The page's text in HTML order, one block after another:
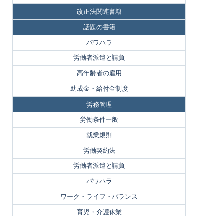
改正法関連書籍
話題の書籍
パワハラ
労働者派遣と請負
高年齢者の雇用
助成金・給付金制度
労務管理
労働条件一般
就業規則
労働契約法
労働者派遣と請負
パワハラ
ワーク・ライフ・バランス
育児・介護休業